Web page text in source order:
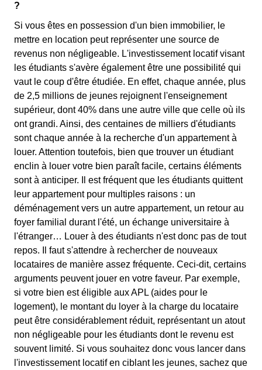
?
Si vous êtes en possession d'un bien immobilier, le
mettre en location peut représenter une source de
revenus non négligeable. L'investissement locatif visant
les étudiants s'avère également être une possibilité qui
vaut le coup d'être étudiée. En effet, chaque année, plus
de 2,5 millions de jeunes rejoignent l'enseignement
supérieur, dont 40% dans une autre ville que celle où ils
ont grandi. Ainsi, des centaines de milliers d'étudiants
sont chaque année à la recherche d'un appartement à
louer. Attention toutefois, bien que trouver un étudiant
enclin à louer votre bien paraît facile, certains éléments
sont à anticiper. Il est fréquent que les étudiants quittent
leur appartement pour multiples raisons : un
déménagement vers un autre appartement, un retour au
foyer familial durant l'été, un échange universitaire à
l'étranger… Louer à des étudiants n'est donc pas de tout
repos. Il faut s'attendre à rechercher de nouveaux
locataires de manière assez fréquente. Ceci-dit, certains
arguments peuvent jouer en votre faveur. Par exemple,
si votre bien est éligible aux APL (aides pour le
logement), le montant du loyer à la charge du locataire
peut être considérablement réduit, représentant un atout
non négligeable pour les étudiants dont le revenu est
souvent limité. Si vous souhaitez donc vous lancer dans
l'investissement locatif en ciblant les jeunes, sachez que